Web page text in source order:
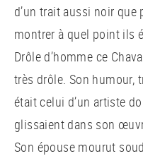
d’un trait aussi noir que
montrer à quel point ils
Drôle d’homme ce
très drôle. Son humour,
était celui d’un artiste
glissaient dans son
Son épouse mourut